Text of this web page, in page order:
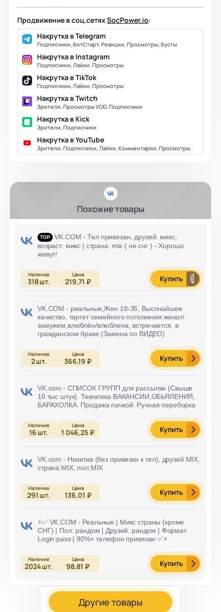
Продвижение в соц.сетяхSocPower.io:
Накрутка в Telegram
Подписчики, БотСтарт, Реакции, Просмотры, Бусты
Накрутка в Instagram
Подписчики, Лайки, Просмотры
Накрутка в TikTok
Подписчики, Лайки, Просмотры
Накрутка в Twitch
Зрители, Просмотры VOD, Подписчики
Накрутка в Kick
Зрители, Подписчики
Накрутка в YouTube
Зрители, Подписчики, Лайки, Комментарии, Просмотры
Похожие товары
VK.COM - Тел привязан, друзей: микс,
возраст: микс | страна: mix ( не снг ) - Хорошо
живут!
318шт. 219,71 ₽ Купить
VK.COM - реальные,Жен 18-35, Высочайшее
качество, таргет семейного положения:женат/
замужем,влюблён/влюблена, встречается, в
гражданском браке (Замена по ВИДЕО)
2шт. 366,19 ₽ Купить
VK.com - СПИСОК ГРУПП для рассылки (Свыше
10 тыс штук). Тематика ВАКАНСИИ,ОБЬЯЛЕНИЯ,
БАРАХОЛКА. Продажа пачкой. Ручная переборка
16 шт. 1 046,25 ₽ Купить
VK.com - Неактив (без привязки к тел), друзей:MIX,
страна:MIX, пол:MIX
291 шт. 136,01 ₽ Купить
⚡️✅ VK.COM - Реальные | Микс страны (кроме
СНГ) | Пол: рандом | Друзей: рандом | Формат
Login:pass | 90%+ телефон привязан ✅⚡️
2024шт. 98,81 ₽ Купить
Другие товары